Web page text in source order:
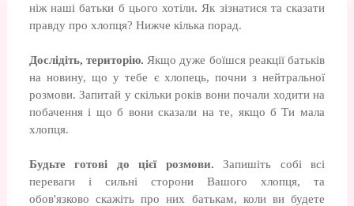
ніж наші батьки б цього хотіли. Як зізнатися та сказати
правду про хлопця? Нижче кілька порад.
Дослідіть, територію. Якщо дуже боїшся реакції батьків
на новину, що у тебе є хлопець, почни з нейтральної
розмови. Запитай у скільки років вони почали ходити на
побачення і що б вони сказали на те, якщо б Ти мала
хлопця.
Будьте готові до цієї розмови. Запишіть собі всі
переваги і сильні сторони Вашого хлопця, та
обов'язково скажіть про них батькам, коли ви будете